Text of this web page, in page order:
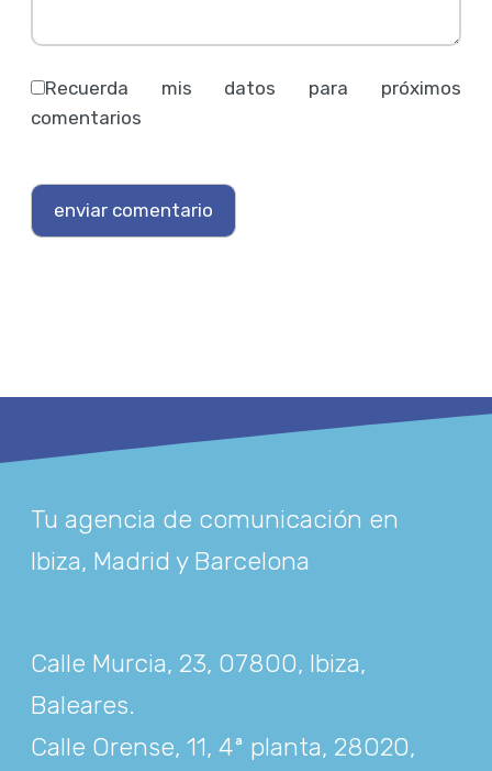
Recuerda mis datos para próximos
comentarios
Tu agencia de comunicación en
Ibiza, Madrid y Barcelona
Calle Murcia, 23, 07800, Ibiza,
Baleares.
Calle Orense, 11, 4ª planta, 28020,